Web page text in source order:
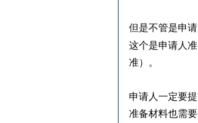
但是不管是申
这个是申请人
准）。
申请人一定要
准备材料也需